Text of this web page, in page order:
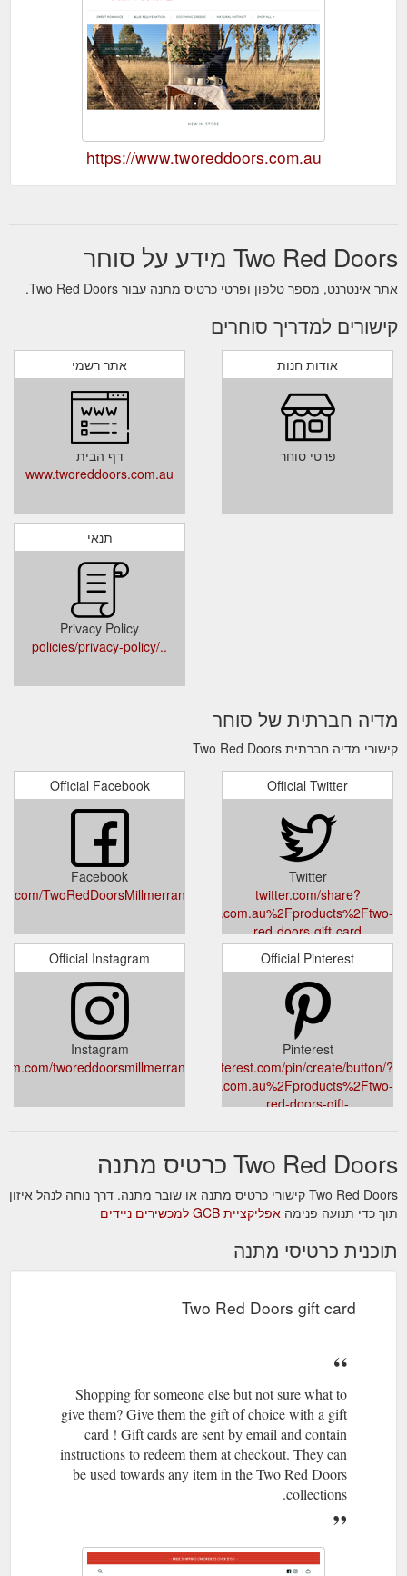
https://www.tworeddoors.com.au
Two Red Doors מידע על סוחר
אתר אינטרנט, מספר טלפון ופרטי כרטיס מתנה עבור Two Red Doors.
קישורים למדריך סוחרים
אתר רשמי
דף הבית
www.tworeddoors.com.au
אודות חנות
פרטי סוחר
תנאי
Privacy Policy
../policies/privacy-policy
מדיה חברתית של סוחר
קישורי מדיה חברתית Two Red Doors
Official Facebook
Facebook
TwoRedDoorsMillmerran/
Official Twitter
Twitter
twitter.com/share?
url=https%3A%2F%2Ftworeddoors.com.au%2Fproducts%2Ftwo-
red-doors-gift-card
Official Instagram
Instagram
tworeddoorsmillmerran/
Official Pinterest
Pinterest
pinterest.com/pin/create/button/?
url=https%3A%2F%2Ftworeddoors.com.au%2Fproducts%2Ftwo-
red-doors-gift-
border_1024x1024.png?
v=1608170271&description=Two
Red Doors gift card
Two Red Doors כרטיס מתנה
Two Red Doors קישורי כרטיס מתנה או שובר מתנה. דרך נוחה לנהל איזון
תוך כדי תנועה פנימה אפליקציית GCB למכשירים ניידים
תוכנית כרטיסי מתנה
Two Red Doors gift card
Shopping for someone else but not sure what to
give them? Give them the gift of choice with a gift
card ! Gift cards are sent by email and contain
instructions to redeem them at checkout. They can
be used towards any item in the Two Red Doors
collections.